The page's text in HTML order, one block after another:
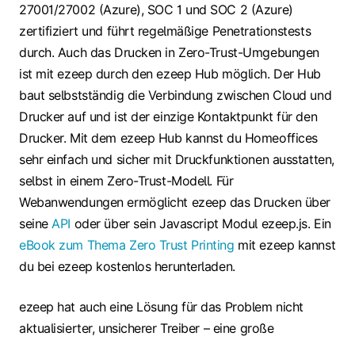
27001/27002 (Azure), SOC 1 und SOC 2 (Azure)
zertifiziert und führt regelmäßige Penetrationstests
durch. Auch das Drucken in Zero-Trust-Umgebungen
ist mit ezeep durch den ezeep Hub möglich. Der Hub
baut selbstständig die Verbindung zwischen Cloud und
Drucker auf und ist der einzige Kontaktpunkt für den
Drucker. Mit dem ezeep Hub kannst du Homeoffices
sehr einfach und sicher mit Druckfunktionen ausstatten,
selbst in einem Zero-Trust-Modell. Für
Webanwendungen ermöglicht ezeep das Drucken über
seine API oder über sein Javascript Modul ezeep.js. Ein
eBook zum Thema Zero Trust Printing mit ezeep kannst
du bei ezeep kostenlos herunterladen.
ezeep hat auch eine Lösung für das Problem nicht
aktualisierter, unsicherer Treiber – eine große